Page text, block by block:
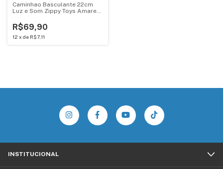
Caminhao Basculante 22cm
Luz e Som Zippy Toys Amarelo
R$69,90
12 x de R$7,11
INSTITUCIONAL